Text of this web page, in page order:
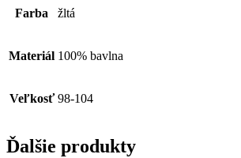
Farba žltá
Materiál 100% bavlna
Veľkosť 98-104
Ďalšie produkty